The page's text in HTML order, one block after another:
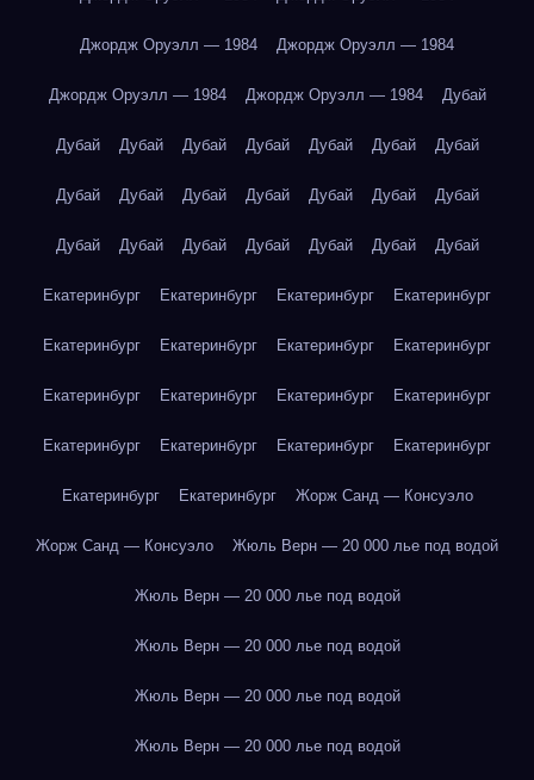
Джордж Оруэлл — 1984 Джордж Оруэлл — 1984
Джордж Оруэлл — 1984 Джордж Оруэлл — 1984 Дубай
Дубай Дубай Дубай Дубай Дубай Дубай Дубай
Дубай Дубай Дубай Дубай Дубай Дубай Дубай
Дубай Дубай Дубай Дубай Дубай Дубай Дубай
Екатеринбург Екатеринбург Екатеринбург Екатеринбург
Екатеринбург Екатеринбург Екатеринбург Екатеринбург
Екатеринбург Екатеринбург Екатеринбург Екатеринбург
Екатеринбург Екатеринбург Екатеринбург Екатеринбург
Екатеринбург Екатеринбург Жорж Санд — Консуэло
Жорж Санд — Консуэло Жюль Верн — 20 000 лье под водой
Жюль Верн — 20 000 лье под водой
Жюль Верн — 20 000 лье под водой
Жюль Верн — 20 000 лье под водой
Жюль Верн — 20 000 лье под водой